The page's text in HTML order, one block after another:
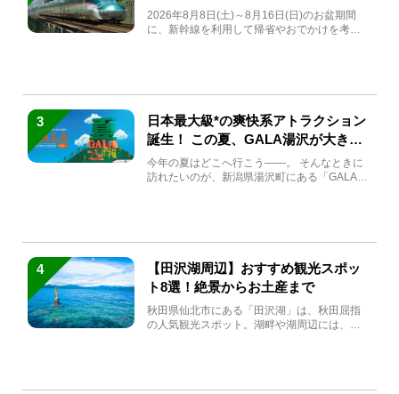
急券も解説
2026年8月8日(土)～8月16日(日)のお盆期間
に、新幹線を利用して帰省やおでかけを考え
3
日本最大級*の爽快系アトラクション
誕生！ この夏、GALA湯沢が大きく
生まれ変わる
今年の夏はどこへ行こう――。 そんなときに
訪れたいのが、新潟県湯沢町にある「GALA湯
4
【田沢湖周辺】おすすめ観光スポッ
ト8選！絶景からお土産まで
秋田県仙北市にある「田沢湖」は、秋田屈指
の人気観光スポット。湖畔や湖周辺には、田